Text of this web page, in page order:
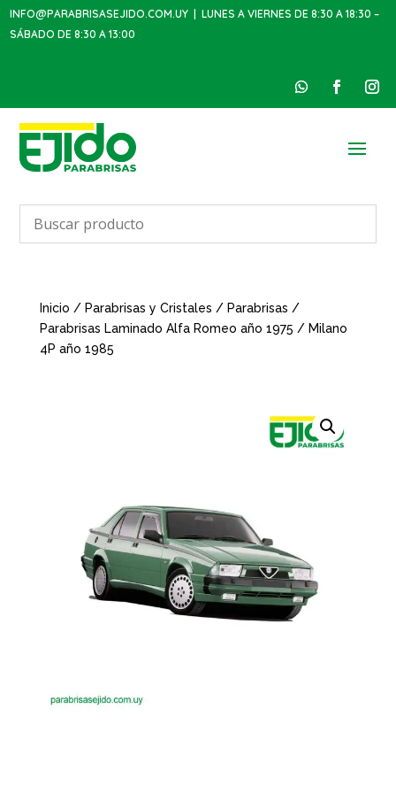
INFO@PARABRISASEJIDO.COM.UY | LUNES A VIERNES DE 8:30 A 18:30 –
SÁBADO DE 8:30 A 13:00
Inicio / Parabrisas y Cristales / Parabrisas /
Parabrisas Laminado Alfa Romeo año 1975 / Milano
4P año 1985